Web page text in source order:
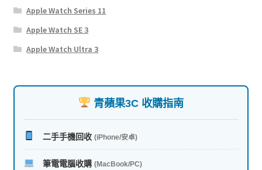
Apple Watch Series 11
Apple Watch SE 3
Apple Watch Ultra 3
青蘋果3C 收購指南
二手手機回收 (iPhone/安卓)
筆電電腦收購 (MacBook/PC)